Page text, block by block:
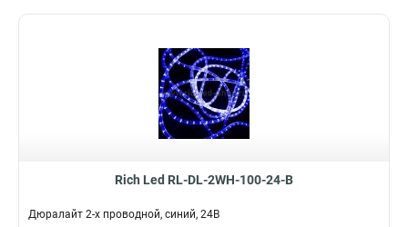
Rich Led RL-DL-2WH-100-24-B
Дюралайт 2-х проводной, синий, 24В